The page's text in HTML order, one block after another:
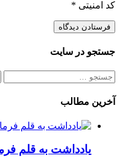
کد امنیتی *
جستجو در سایت
جستجو
آخرین مطالب
یادداشت به قلم